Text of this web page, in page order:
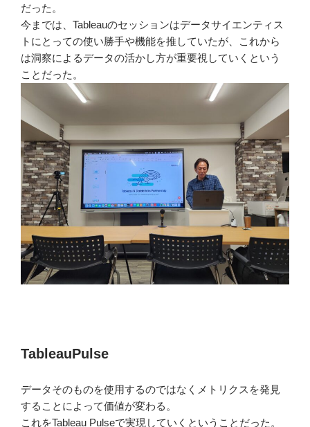
だった。
今までは、Tableauのセッションはデータサイエンティス
トにとっての使い勝手や機能を推していたが、これから
は洞察によるデータの活かし方が重要視していくという
ことだった。
TableauPulse
データそのものを使用するのではなくメトリクスを発見
することによって価値が変わる。
これをTableau Pulseで実現していくということだった。